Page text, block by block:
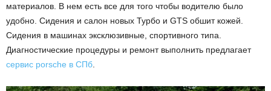
материалов. В нем есть все для того чтобы водителю было
удобно. Сидения и салон новых Турбо и GTS обшит кожей.
Сидения в машинах эксклюзивные, спортивного типа.
Диагностические процедуры и ремонт выполнить предлагает
сервис porsche в СПб